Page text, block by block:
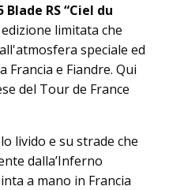
RS “Ciel du
limitata che
speciale ed
Francia e Fiandre. Qui
del Tour de France
livido e su strade che
dalla’Inferno
a mano in Francia